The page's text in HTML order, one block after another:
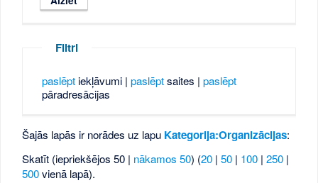
Filtri
paslēptiekļāvumi | paslēptsaites | paslēpt
pāradresācijas
Šajās lapās ir norādes uz lapu Kategorija:Organizācijas:
Skatīt (iepriekšējos 50 | nākamos 50) (20 |50 | 100 |250 |
500vienā lapā).